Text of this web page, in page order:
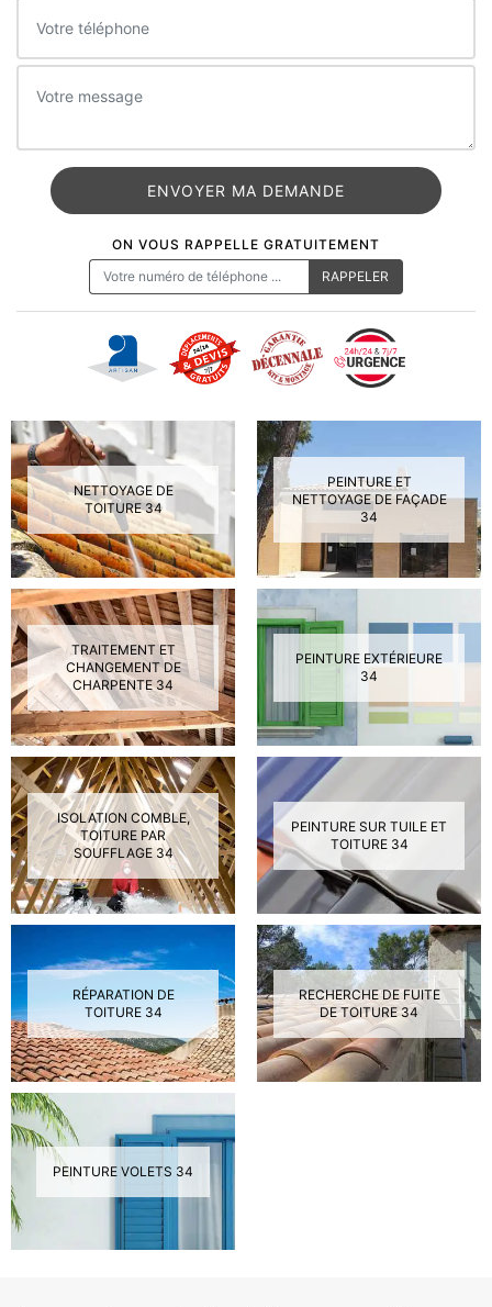
ON VOUS RAPPELLE GRATUITEMENT
NETTOYAGE DE
TOITURE 34
PEINTURE ET
NETTOYAGE DE FAÇADE
34
TRAITEMENT ET
CHANGEMENT DE
CHARPENTE 34
PEINTURE EXTÉRIEURE
34
ISOLATION COMBLE,
TOITURE PAR
SOUFFLAGE 34
PEINTURE SUR TUILE ET
TOITURE 34
RÉPARATION DE
TOITURE 34
RECHERCHE DE FUITE
DE TOITURE 34
PEINTURE VOLETS 34